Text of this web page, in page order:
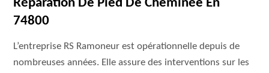
Réparation De Pied De Cheminée En
74800
L’entreprise RS Ramoneur est opérationnelle depuis de
nombreuses années. Elle assure des interventions sur les